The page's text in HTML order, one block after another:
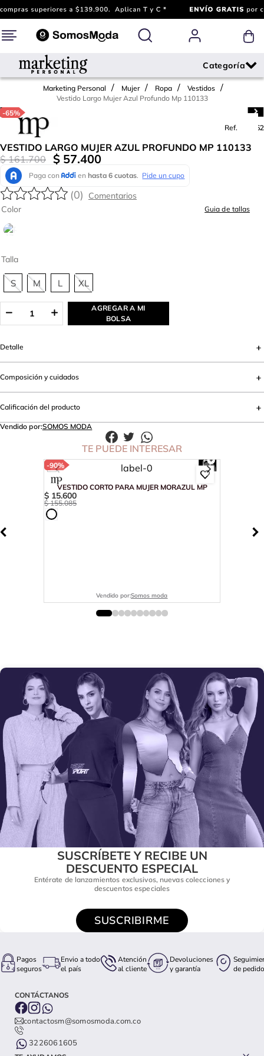
Marketing Personal Mujer Ropa
Vestidos
Vestido Largo Mujer Azul Profundo Mp 110133
-65%
Ref.
773062
VESTIDO LARGO MUJER AZUL PROFUNDO MP 110133
$ 161.700 $ 57.400
(0)
Talla
S M L XL
Color Guia de tallas
AGREGAR A MI
BOLSA
Detalle
Composición y cuidados
Calificación del producto
Vendido por:SOMOS MODA
TE PUEDE INTERESAR
-90%
VESTIDO CORTO PARA MUJER MORAZUL MP
$ 15.600
$ 155.085
Vendido por:Somos moda
SUSCRÍBETE Y RECIBE UN
DESCUENTO ESPECIAL
Entérate de lanzamientos exclusivos, nuevas colecciones y
descuentos especiales
SUSCRIBIRME
Pagos
seguros
Envio a todo
el país
Atención
al cliente
Devoluciones
y garantía
de pedido
CONTÁCTANOS
contactosm@somosmoda.com.co
3226061605